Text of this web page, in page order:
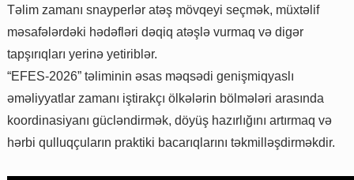
Təlim zamanı snayperlər atəş mövqeyi seçmək, müxtəlif
məsafələrdəki hədəfləri dəqiq atəşlə vurmaq və digər
tapşırıqları yerinə yetiriblər.
“EFES-2026” təliminin əsas məqsədi genişmiqyaslı
əməliyyatlar zamanı iştirakçı ölkələrin bölmələri arasında
koordinasiyanı gücləndirmək, döyüş hazırlığını artırmaq və
hərbi qulluqçuların praktiki bacarıqlarını təkmilləşdirməkdir.